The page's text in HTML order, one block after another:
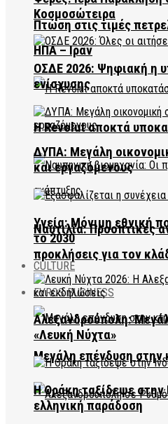
Πτώση στις τιμές
ΗΠΑ – Ιράν
Η Revolut αποκτά
Ναυτιλία: Προοπτικές
προκλήσεις για τον
EVROS BUSINESS
Μεγάλη επένδυση στην
Κοσμοσώτειρα
ΟΣΔΕ 2026: Ψηφιακή η
ενίσχυσης
ΔΥΠΑ: Μεγάλη
και εργαζόμενους
Υγεία: Μόνιμη εθνική
το 2030
CULTURE
Αλεξανδρούπολη:
«Λευκή Νύχτα»
Η Θράκη ταξίδεψε στην
ελληνική παράδοση